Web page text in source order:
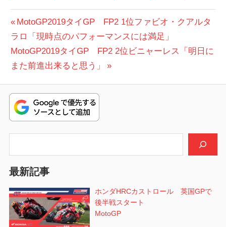
投
稿
ナ
ビ
ゲ
ー
ン
前
の
投
稿:
MotoGP2019タイGP FP2 1位ファビオ・クアルタ
ラロ「現時点のパフォーマンスには満足」
次
の
稿:
MotoGP2019タイGP FP2 2位ビニャーレス「明日に
また前進出来ると思う」
最新記事
ホンダHRCカストロール 英国GPで
後半戦スタート
MotoGP